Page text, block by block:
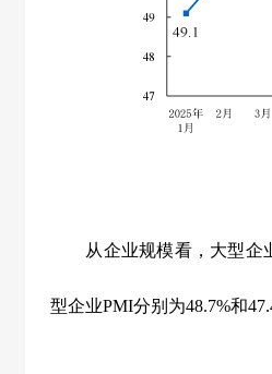
从企业规模看，大型企
型企业PMI分别为48.7%和